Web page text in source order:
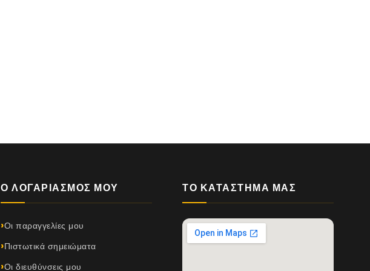
Ο ΛΟΓΑΡΙΑΣΜΌΣ ΜΟΥ
Οι παραγγελίες μου
Πιστωτικά σημειώματα
Οι διευθύνσεις μου
ΤΟ ΚΑΤΆΣΤΗΜΆ ΜΑΣ